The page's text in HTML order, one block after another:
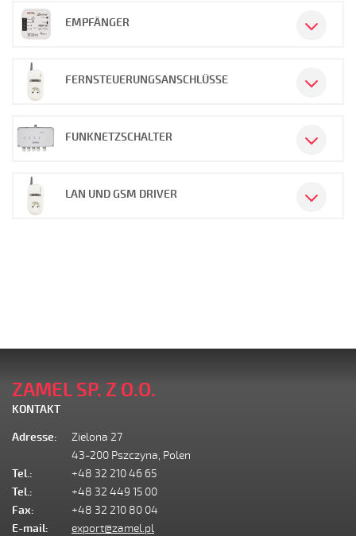
EMPFÄNGER
FERNSTEUERUNGSANSCHLÜSSE
FUNKNETZSCHALTER
LAN UND GSM DRIVER
ZAMEL SP. Z O.O.
KONTAKT
Adresse:
Zielona 27
43-200 Pszczyna, Polen
Tel.:
+48 32 210 46 65
Tel.:
+48 32 449 15 00
Fax:
+48 32 210 80 04
E-mail:
export@zamel.pl